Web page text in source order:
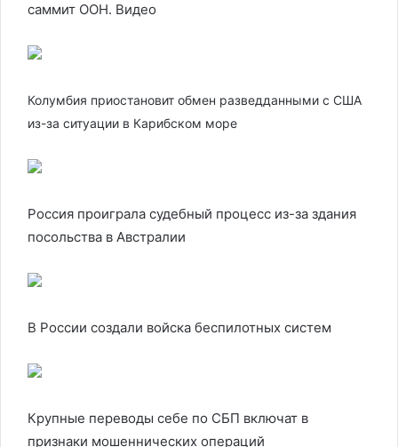
саммит ООН. Видео
Колумбия приостановит обмен разведданными с США
из-за ситуации в Карибском море
Россия проиграла судебный процесс из-за здания
посольства в Австралии
В России создали войска беспилотных систем
Крупные переводы себе по СБП включат в
признаки мошеннических операций